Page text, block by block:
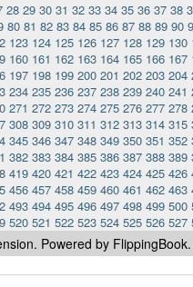
28 29 30 31 32 33 34 35 36 37 38
80 81 82 83 84 85 86 87 88 89 90
123 124 125 126 127 128 129 130
160 161 162 163 164 165 166 167
197 198 199 200 201 202 203 204
234 235 236 237 238 239 240 241
271 272 273 274 275 276 277 278
308 309 310 311 312 313 314 315
345 346 347 348 349 350 351 352
382 383 384 385 386 387 388 389
419 420 421 422 423 424 425 426
456 457 458 459 460 461 462 463
493 494 495 496 497 498 499 500
520 521 522 523 524 525 526 527
Powered by FlippingBook.